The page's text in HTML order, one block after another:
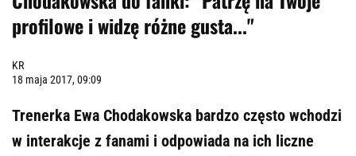
profilowe i widzę różne gusta..."
KR
18 maja 2017, 09:09
Trenerka Ewa Chodakowska bardzo często wchodzi
w interakcje z fanami i odpowiada na ich liczne